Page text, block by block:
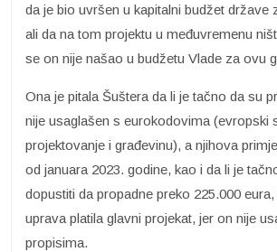
da je bio uvršen u kapitalni budžet države
ali da na tom projektu u međuvremenu
se on nije našao u budžetu Vlade za ovu
Ona je pitala Šuštera da li je tačno da su
nije usaglašen s eurokodovima (evropski
projektovanje i građevinu), a njihova
od januara 2023. godine, kao i da li je
dopustiti da propadne preko 225.000
uprava platila glavni projekat, jer on nije
propisima.